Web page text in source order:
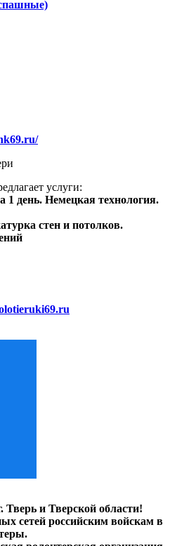
услуги:
1 день. Немецкая технология.
стен и потолков.
и Тверской области!
сетей российским войскам в